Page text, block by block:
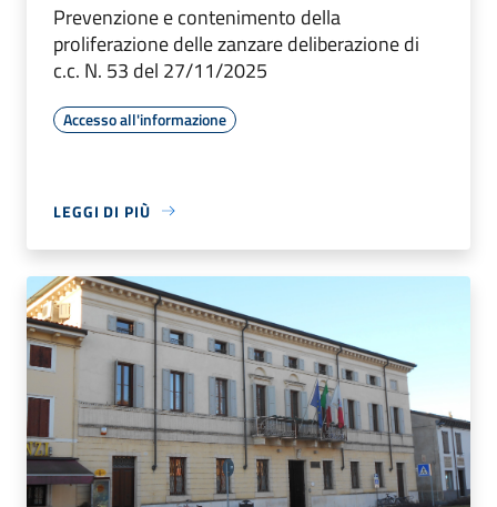
Prevenzione e contenimento della
proliferazione delle zanzare deliberazione di
c.c. N. 53 del 27/11/2025
Accesso all'informazione
LEGGI DI PIÙ